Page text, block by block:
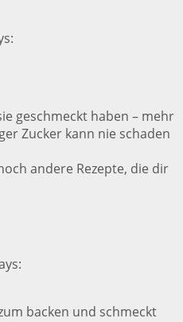
geschmeckt haben – mehr
Zucker kann nie schaden
andere Rezepte, die dir
backen und schmeckt